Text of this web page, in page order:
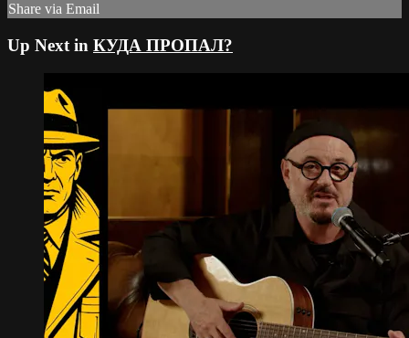
Share via Email
Up Next in КУДА ПРОПАЛ?